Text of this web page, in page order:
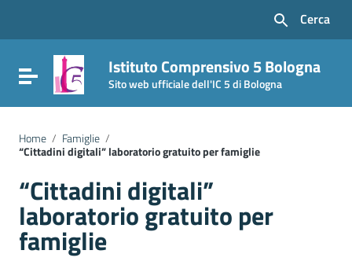
Vai al footer
Cerca
Attiva / disattiva la navigazione
Istituto Comprensivo 5 Bologna
Sito web ufficiale dell'IC 5 di Bologna
Home / Famiglie /
“Cittadini digitali” laboratorio gratuito per famiglie
“Cittadini digitali”
laboratorio gratuito per
famiglie